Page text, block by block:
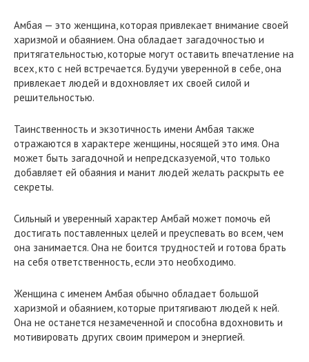
Амбая — это женщина, которая привлекает внимание своей
харизмой и обаянием. Она обладает загадочностью и
притягательностью, которые могут оставить впечатление на
всех, кто с ней встречается. Будучи уверенной в себе, она
привлекает людей и вдохновляет их своей силой и
решительностью.
Таинственность и экзотичность имени Амбая также
отражаются в характере женщины, носящей это имя. Она
может быть загадочной и непредсказуемой, что только
добавляет ей обаяния и манит людей желать раскрыть ее
секреты.
Сильный и уверенный характер Амбай может помочь ей
достигать поставленных целей и преуспевать во всем, чем
она занимается. Она не боится трудностей и готова брать
на себя ответственность, если это необходимо.
Женщина с именем Амбая обычно обладает большой
харизмой и обаянием, которые притягивают людей к ней.
Она не останется незамеченной и способна вдохновить и
мотивировать других своим примером и энергией.